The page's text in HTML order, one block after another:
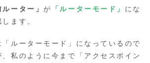
ルーター」 が 「ルーターモード」 にな
ます。
ルーターモード」になっているので
、私のように今まで「アクセスポイン